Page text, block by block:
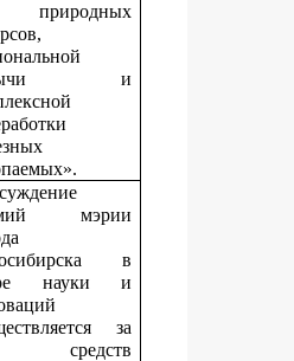
и
мэрии
в
науки и
за
средств